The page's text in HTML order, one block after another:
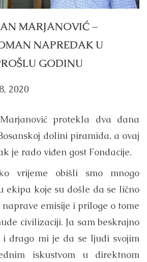
MARJANOVIĆ –
NAPREDAK U
GODINU
2020
protekla dva dana
dolini piramida, a ovaj
je rado viđen gost Fondacije.
vrijeme obišli smo mnogo
ekipa koje su došle da se lično
naprave emisije i priloge o tome
civilizaciji. Ja sam beskrajno
i drago mi je da se ljudi svojim
iskustvom u direktnom